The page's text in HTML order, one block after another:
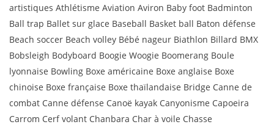
artistiques Athlétisme Aviation Aviron Baby foot Badminton
Ball trap Ballet sur glace Baseball Basket ball Baton défense
Beach soccer Beach volley Bébé nageur Biathlon Billard BMX
Bobsleigh Bodyboard Boogie Woogie Boomerang Boule
lyonnaise Bowling Boxe américaine Boxe anglaise Boxe
chinoise Boxe française Boxe thaïlandaise Bridge Canne de
combat Canne défense Canoë kayak Canyonisme Capoeira
Carrom Cerf volant Chanbara Char à voile Chasse